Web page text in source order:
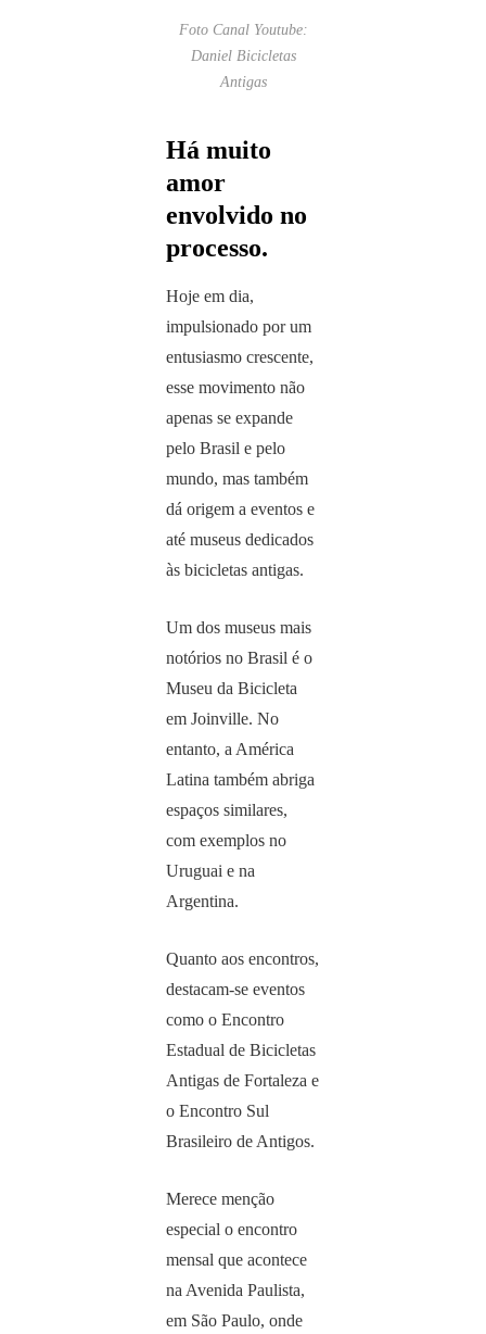
Foto Canal Youtube:
Daniel Bicicletas
Antigas
Há muito
amor
envolvido no
processo.
Hoje em dia,
impulsionado por um
entusiasmo crescente,
esse movimento não
apenas se expande
pelo Brasil e pelo
mundo, mas também
dá origem a eventos e
até museus dedicados
às bicicletas antigas.
Um dos museus mais
notórios no Brasil é o
Museu da Bicicleta
em Joinville. No
entanto, a América
Latina também abriga
espaços similares,
com exemplos no
Uruguai e na
Argentina.
Quanto aos encontros,
destacam-se eventos
como o Encontro
Estadual de Bicicletas
Antigas de Fortaleza e
o Encontro Sul
Brasileiro de Antigos.
Merece menção
especial o encontro
mensal que acontece
na Avenida Paulista,
em São Paulo, onde